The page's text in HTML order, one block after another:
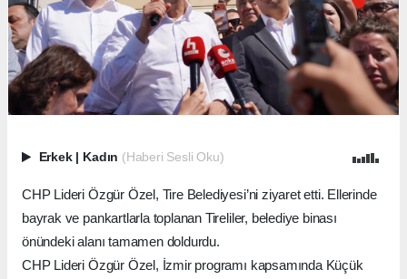
Erkek | Kadın (Haberi Sesli Oku)
CHP Lideri Özgür Özel, Tire Belediyesi’ni ziyaret etti. Ellerinde
bayrak ve pankartlarla toplanan Tireliler, belediye binası
önündeki alanı tamamen doldurdu.
CHP Lideri Özgür Özel, İzmir programı kapsamında Küçük